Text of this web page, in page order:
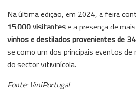
Na última edição, em 2024, a feira
15.000 visitantese a presença de
vinhos e destilados provenientes de
se como um dos principais eventos
do sector vitivinícola.
Fonte: ViniPortugal